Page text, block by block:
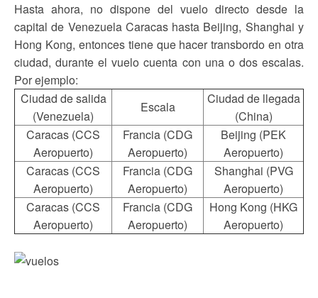
Hasta ahora, no dispone del vuelo directo desde la
capital de Venezuela Caracas hasta Beijing, Shanghai y
Hong Kong, entonces tiene que hacer transbordo en otra
ciudad, durante el vuelo cuenta con una o dos escalas.
Por ejemplo:
Ciudad de salida
(Venezuela)
Escala
Ciudad de llegada
(China)
Caracas (CCS
Aeropuerto)
Francia (CDG
Aeropuerto)
Beijing (PEK
Aeropuerto)
Caracas (CCS
Aeropuerto)
Francia (CDG
Aeropuerto)
Shanghai (PVG
Aeropuerto)
Caracas (CCS
Aeropuerto)
Francia (CDG
Aeropuerto)
Hong Kong (HKG
Aeropuerto)